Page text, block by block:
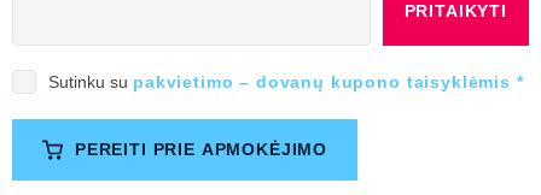
PRITAIKYTI
Sutinku su pakvietimo – dovanų kupono taisyklėmis *
PEREITI PRIE APMOKĖJIMO